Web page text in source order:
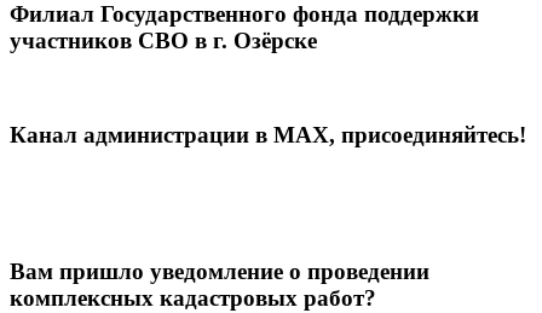
Филиал Государственного фонда поддержки
участников СВО в г. Озёрске
Канал администрации в МАХ, присоединяйтесь!
Вам пришло уведомление о проведении
комплексных кадастровых работ?